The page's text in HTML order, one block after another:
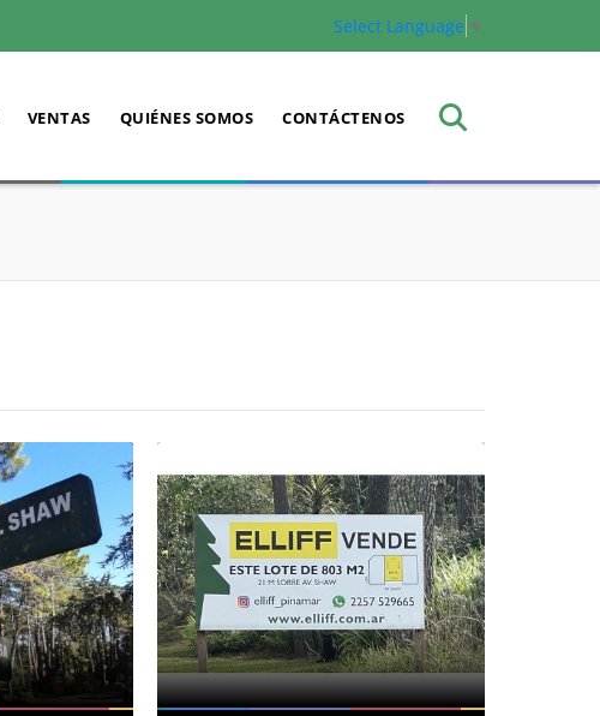
Select Language ▼
VENTAS QUIÉNES SOMOS CONTÁCTENOS